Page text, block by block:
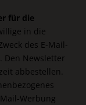
für die
in die
des E-Mail-
Den Newsletter
abbestellen.
Werbung